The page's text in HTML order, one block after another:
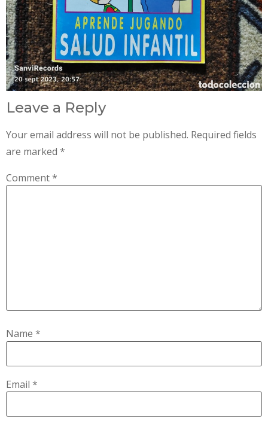
Leave a Reply
Your email address will not be published. Required fields
are marked *
Comment*
Name *
Email *